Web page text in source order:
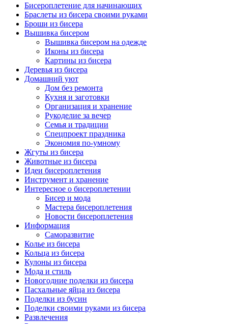
Бисероплетение для начинающих
Браслеты из бисера своими руками
Броши из бисера
Вышивка бисером
Вышивка бисером на одежде
Иконы из бисера
Картины из бисера
Деревья из бисера
Домашний уют
Дом без ремонта
Кухня и заготовки
Организация и хранение
Рукоделие за вечер
Семья и традиции
Спецпроект праздника
Экономия по-умному
Жгуты из бисера
Животные из бисера
Идеи бисероплетения
Инструмент и хранение
Интересное о бисероплетении
Бисер и мода
Мастера бисероплетения
Новости бисероплетения
Информация
Саморазвитие
Колье из бисера
Кольца из бисера
Кулоны из бисера
Мода и стиль
Новогодние поделки из бисера
Пасхальные яйца из бисера
Поделки из бусин
Поделки своими руками из бисера
Развлечения